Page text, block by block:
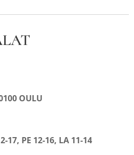
OULU
17, PE 12-16, LA 11-14